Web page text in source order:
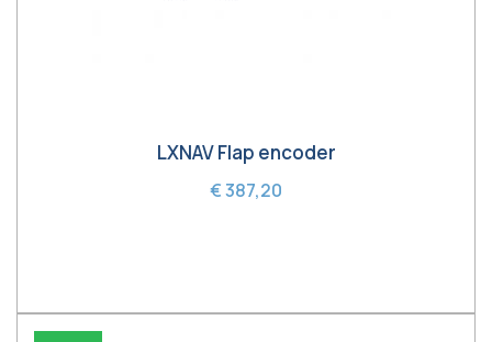
LXNAV Flap encoder
€ 387,20